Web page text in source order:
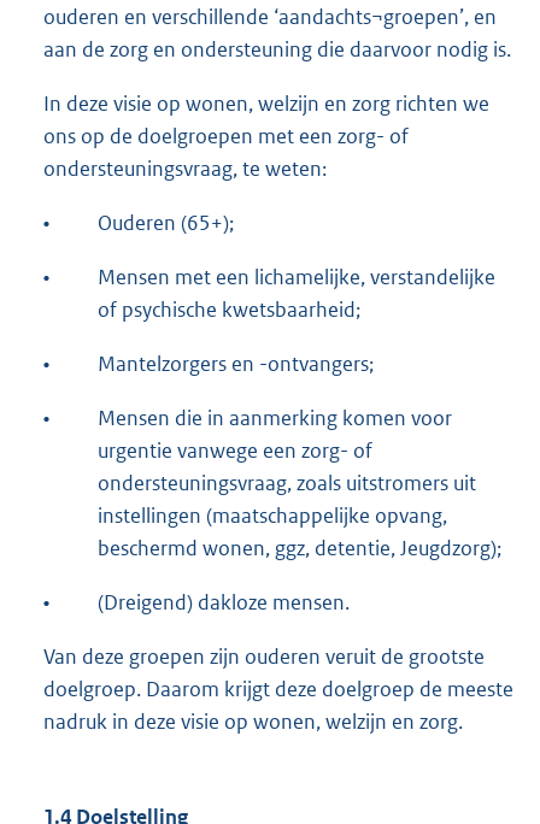
ouderen en verschillende ‘aandachts¬groepen’, en
aan de zorg en ondersteuning die daarvoor nodig is.
In deze visie op wonen, welzijn en zorg richten we
ons op de doelgroepen met een zorg- of
ondersteuningsvraag, te weten:
• Ouderen (65+);
•
Mensen met een lichamelijke, verstandelijke
of psychische kwetsbaarheid;
• Mantelzorgers en -ontvangers;
•
Mensen die in aanmerking komen voor
urgentie vanwege een zorg- of
ondersteuningsvraag, zoals uitstromers uit
instellingen (maatschappelijke opvang,
beschermd wonen, ggz, detentie, Jeugdzorg);
• (Dreigend) dakloze mensen.
Van deze groepen zijn ouderen veruit de grootste
doelgroep. Daarom krijgt deze doelgroep de meeste
nadruk in deze visie op wonen, welzijn en zorg.
1.4 Doelstelling